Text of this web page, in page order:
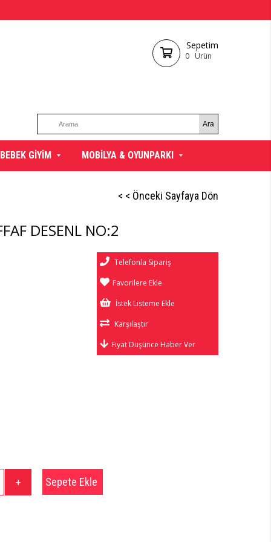
Sepetim
0 Ürün
BEBEK GİYİM MOBİLYA & OYUNPARKI
< < Önceki Sayfaya Dön
DESENL NO:2
Telefonla Sipariş
Favorilere Ekle
İstek Listeme Ekle
Karşılaştır
Fiyat Düşünce Haber Ver